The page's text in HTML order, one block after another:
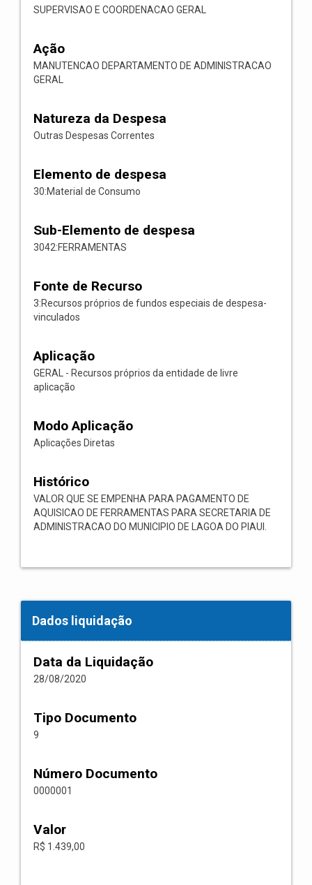
SUPERVISAO E COORDENACAO GERAL
Ação
MANUTENCAO DEPARTAMENTO DE ADMINISTRACAO
GERAL
Natureza da Despesa
Outras Despesas Correntes
Elemento de despesa
30:Material de Consumo
Sub-Elemento de despesa
3042:FERRAMENTAS
Fonte de Recurso
3:Recursos próprios de fundos especiais de despesa-
vinculados
Aplicação
GERAL - Recursos próprios da entidade de livre
aplicação
Modo Aplicação
Aplicações Diretas
Histórico
VALOR QUE SE EMPENHA PARA PAGAMENTO DE
AQUISICAO DE FERRAMENTAS PARA SECRETARIA DE
ADMINISTRACAO DO MUNICIPIO DE LAGOA DO PIAUI.
Dados liquidação
Data da Liquidação
28/08/2020
Tipo Documento
9
Número Documento
0000001
Valor
R$ 1.439,00